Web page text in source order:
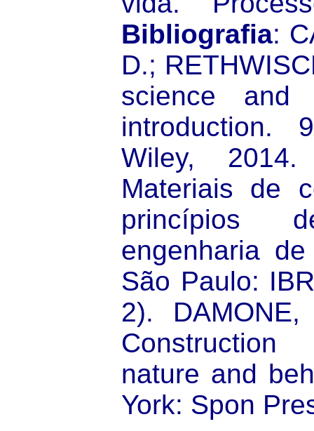
Bibliografia:
D.;
science and
introduction.
Wiley,
Materiais de
princípios
engenharia
São Paulo:
2).
nature and
York: Spon